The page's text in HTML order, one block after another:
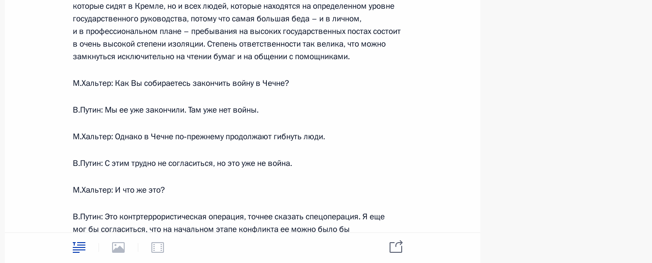
События
Структура
Видео и фото
Документы
Контакты
Подписаться
возможностями
English
Президент России
Текущий ресурс
Конституция России
Государственная
символика
Обратиться к Президенту
гражданам школьного
возраста
Кремлю
Дикая природа России
MAX
ВКонтакте
Rutube
Telegram-канал
YouTube
О портале
Об использовании
информации сайта
О персональных
данных пользователей
Написать в редакцию
Creative Commons
Attribution 4.0
Администрация
Президента России
которые сидят в Кремле, но и всех людей, которые находятся на определенном уровне
государственного руководства, потому что самая большая беда – и в личном,
и в профессиональном плане – пребывания на высоких государственных постах состоит
в очень высокой степени изоляции. Степень ответственности так велика, что можно
замкнуться исключительно на чтении бумаг и на общении с помощниками.
М.Хальтер: Как Вы собираетесь закончить войну в Чечне?
В.Путин: Мы ее уже закончили. Там уже нет войны.
М.Хальтер: Однако в Чечне по‑прежнему продолжают гибнуть люди.
В.Путин: С этим трудно не согласиться, но это уже не война.
М.Хальтер: И что же это?
В.Путин: Это контртеррористическая операция, точнее сказать спецоперация. Я еще
мог бы согласиться, что на начальном этапе конфликта ее можно было бы
квалифицировать как войну, потому что шли крупномасштабные боевые действия.